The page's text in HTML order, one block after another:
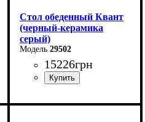
Стол обеденный Квант
(черный-керамика
серый)
29502
15226грн
Длина - 160 (+60) см